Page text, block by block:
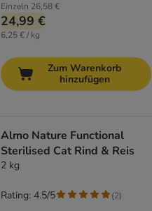
Einzeln 26,58 €
24,99 €
6,25 € / kg
Zum Warenkorb
hinzufügen
Almo Nature Functional
Sterilised Cat Rind & Reis
2 kg
Rating: 4.5/5 (2)